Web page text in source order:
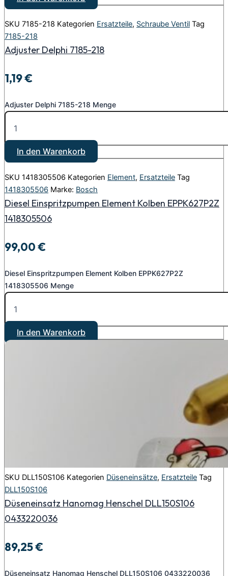
SKU 7185-218 Kategorien Ersatzteile, Schraube Ventil Tag
7185-218
Adjuster Delphi 7185-218
1,19€
Adjuster Delphi 7185-218 Menge
In den Warenkorb
SKU 1418305506 Kategorien Element, Ersatzteile Tag
1418305506 Marke: Bosch
Diesel Einspritzpumpen Element Kolben EPPK627P2Z
1418305506
99,00€
Diesel Einspritzpumpen Element Kolben EPPK627P2Z
1418305506 Menge
In den Warenkorb
SKU DLL150S106 Kategorien Düseneinsätze, Ersatzteile Tag
DLL150S106
Düseneinsatz Hanomag Henschel DLL150S106
0433220036
89,25€
Düseneinsatz Hanomag Henschel DLL150S106 0433220036